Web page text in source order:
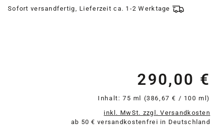
Sofort versandfertig, Lieferzeit ca. 1-2 Werktage
290,00 €
Inhalt: 75 ml (386,67 € / 100 ml)
inkl. MwSt. zzgl. Versandkosten
ab 50 € versandkostenfrei in Deutschland